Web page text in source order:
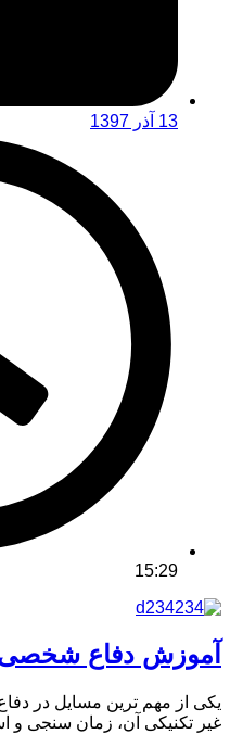
13 آذر 1397
15:29
آموزش دفاع شخصی
یکی از مهم ترین مسایل در
غیر تکنیکی آن، زمان سنجی و